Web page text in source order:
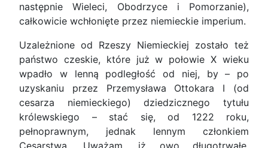
następnie Wieleci, Obodrzyce i Pomorzanie),
całkowicie wchłonięte przez niemieckie imperium.
Uzależnione od Rzeszy Niemieckiej zostało też
państwo czeskie, które już w połowie X wieku
wpadło w lenną podległość od niej, by – po
uzyskaniu przez Przemysława Ottokara I (od
cesarza niemieckiego) dziedzicznego tytułu
królewskiego – stać się, od 1222 roku,
pełnoprawnym, jednak lennym członkiem